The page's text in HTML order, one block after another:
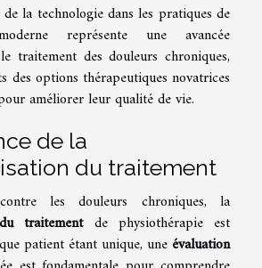
la technologie dans les pratiques de
représente une avancée
traitement des douleurs chroniques,
des options thérapeutiques novatrices
améliorer leur qualité de vie.
de la
du traitement
les douleurs chroniques, la
traitementde physiothérapie est
patient étant unique, une évaluation